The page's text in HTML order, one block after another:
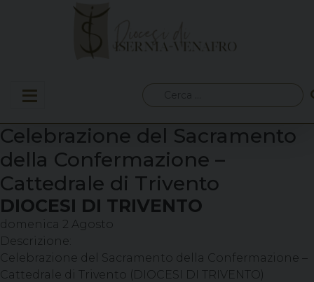
per:
Celebrazione del Sacramento
della Confermazione –
Cattedrale di Trivento
DIOCESI DI TRIVENTO
domenica 2 Agosto
Descrizione:
Celebrazione del Sacramento della Confermazione –
Cattedrale di Trivento (DIOCESI DI TRIVENTO)